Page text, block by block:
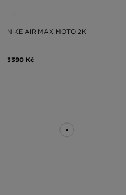
NIKE AIR MAX MOTO 2K
3390 Kč